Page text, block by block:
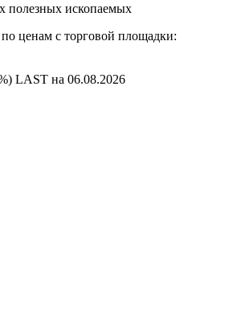
полезных ископаемых
ценам с торговой площадки:
LAST на 06.08.2026